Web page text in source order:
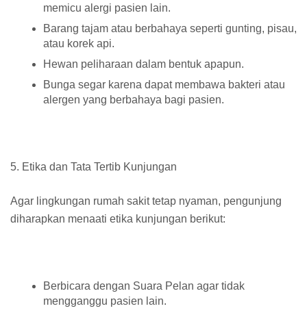
memicu alergi pasien lain.
Barang tajam atau berbahaya seperti gunting, pisau,
atau korek api.
Hewan peliharaan dalam bentuk apapun.
Bunga segar karena dapat membawa bakteri atau
alergen yang berbahaya bagi pasien.
5. Etika dan Tata Tertib Kunjungan
Agar lingkungan rumah sakit tetap nyaman, pengunjung
diharapkan menaati etika kunjungan berikut:
Berbicara dengan Suara Pelan agar tidak
mengganggu pasien lain.